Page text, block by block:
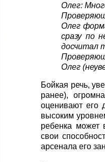
Олег:
Олег
сразу по
досчитал
Олег
Бойкая речь,
ранее),
оценивают его
высоким
ребенка может
свои
арсенала его